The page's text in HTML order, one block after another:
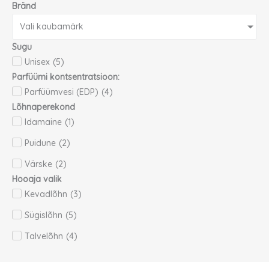
Bränd
Vali kaubamärk
Sugu
Unisex (5)
Parfüümi kontsentratsioon:
Parfüümvesi (EDP) (4)
Lõhnaperekond
Idamaine (1)
Puidune (2)
Värske (2)
Hooaja valik
Kevadlõhn (3)
Sügislõhn (5)
Talvelõhn (4)